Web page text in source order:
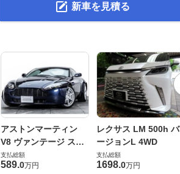
新車を見積る
アストンマーティン
V8 ヴァンテージ スポ
ーツシフト
支払総額
589.0万円
レクサス LM 500h バ
ージョンL 4WD
支払総額
1698.0万円